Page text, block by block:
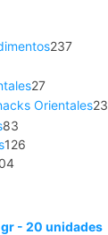
237
27
Orientales23
83
126
- 20 unidades